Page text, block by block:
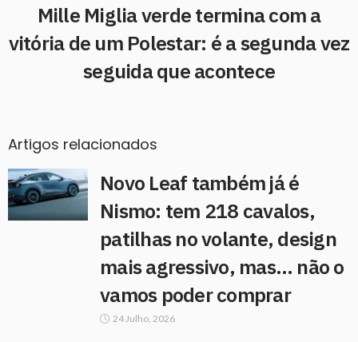
Mille Miglia verde termina com a
vitória de um Polestar: é a segunda vez
seguida que acontece
Artigos relacionados
Novo Leaf também já é
Nismo: tem 218 cavalos,
patilhas no volante, design
mais agressivo, mas… não o
vamos poder comprar
24 Julho, 2026